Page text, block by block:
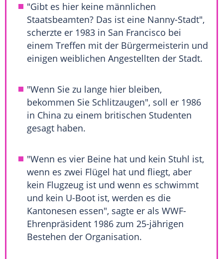
"Gibt es hier keine männlichen
Staatsbeamten? Das ist eine Nanny-Stadt",
scherzte er 1983 in San Francisco bei
einem Treffen mit der Bürgermeisterin und
einigen weiblichen Angestellten der Stadt.
"Wenn Sie zu lange hier bleiben,
bekommen Sie Schlitzaugen", soll er 1986
in China zu einem britischen Studenten
gesagt haben.
"Wenn es vier Beine hat und kein Stuhl ist,
wenn es zwei Flügel hat und fliegt, aber
kein Flugzeug ist und wenn es schwimmt
und kein U-Boot ist, werden es die
Kantonesen essen", sagte er als WWF-
Ehrenpräsident 1986 zum 25-jährigen
Bestehen der Organisation.